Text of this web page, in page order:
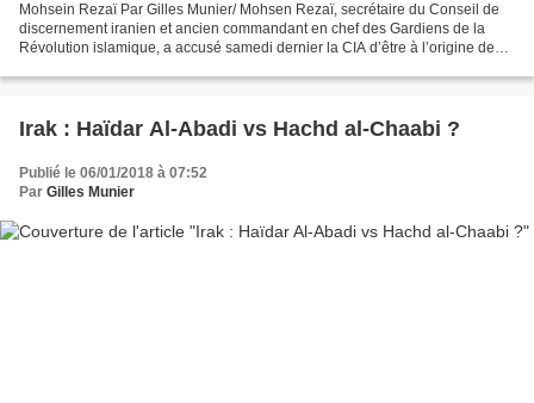
Mohsein Rezaï Par Gilles Munier/ Mohsen Rezaï, secrétaire du Conseil de
discernement iranien et ancien commandant en chef des Gardiens de la
Révolution islamique, a accusé samedi dernier la CIA d’être à l’origine des
Irak : Haïdar Al-Abadi vs Hachd al-Chaabi ?
Publié le 06/01/2018 à 07:52
Par Gilles Munier